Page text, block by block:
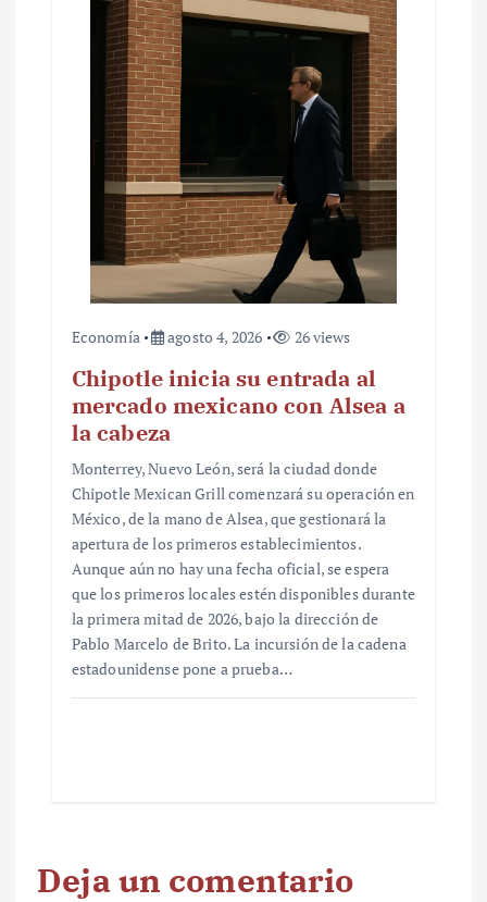
Economía agosto 4, 2026 26 views
Chipotle inicia su entrada al
mercado mexicano con Alsea a
la cabeza
Monterrey, Nuevo León, será la ciudad donde
Chipotle Mexican Grill comenzará su operación en
México, de la mano de Alsea, que gestionará la
apertura de los primeros establecimientos.
Aunque aún no hay una fecha oficial, se espera
que los primeros locales estén disponibles durante
la primera mitad de 2026, bajo la dirección de
Pablo Marcelo de Brito. La incursión de la cadena
estadounidense pone a prueba…
Deja un comentario